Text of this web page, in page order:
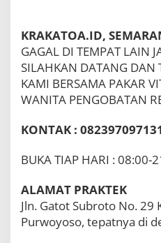
k
E
r
o
t
0
8
3
7
0
7
1
3
1
KRAKATOA.ID,
GAGAL DI TEMPAT LAIN
SILAHKAN DATANG DAN
KAMI BERSAMA PAKAR
WANITA PENGOBATAN
KONTAK : 082397097131
BUKA TIAP HARI : 08:00-
ALAMAT PRAKTEK
Jln. Gatot Subroto No. 29
Purwoyoso, tepatnya di